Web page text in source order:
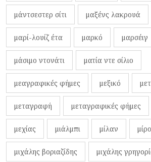
μάντσεστερ σίτι μαξένς λακρουά
μαρί-λουίζ έτα μαρκό μαρσέιγ
μάσιμο ντονάτι ματία ντε σίλιο
μεαγραφικές φήμες μεξικό
μεταγραφή μεταγραφικές φήμες
μεχίας μιάλμπι μίλαν
μιχάλης βοριαζίδης μιχάλης